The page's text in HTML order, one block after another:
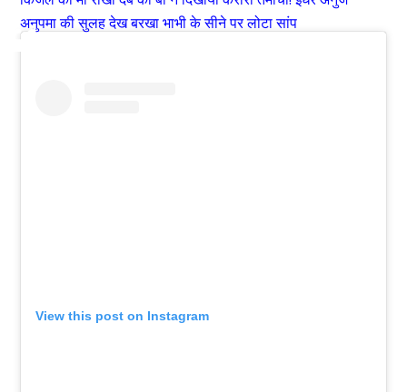
अनुपमा की सुलह देख बरखा भाभी के सीने पर लोटा सांप
View this post on Instagram